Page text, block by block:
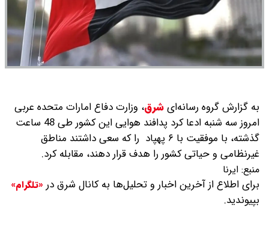
به گزارش گروه رسانه‌ایشرق، وزارت دفاع امارات متحده عربی
امروز سه شنبه ادعا کرد پدافند هوایی این کشور طی 48 ساعت
گذشته، با موفقیت با ۶ پهپاد را که سعی داشتند مناطق
غیرنظامی و حیاتی کشور را هدف قرار دهند، مقابله کرد.
منبع: ایرنا
برای اطلاع از آخرین اخبار و تحلیل‌ها به کانال شرق در «تلگرام»
بپیوندید.